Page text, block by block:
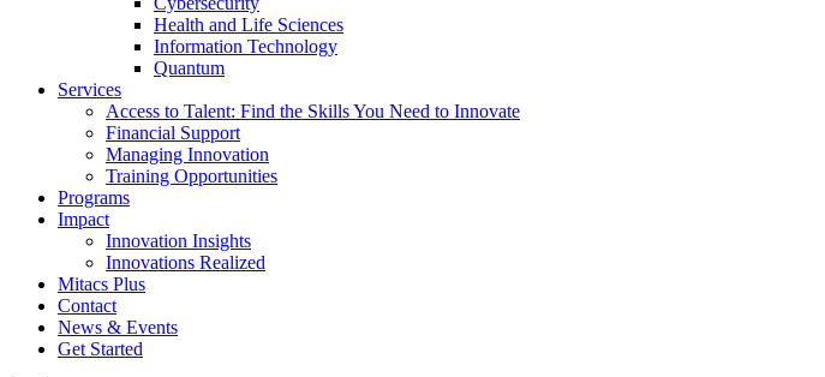
Health and Life Sciences
Information Technology
Quantum
Services
Access to Talent: Find the Skills You Need to Innovate
Financial Support
Managing Innovation
Training Opportunities
Programs
Impact
Innovation Insights
Innovations Realized
Mitacs Plus
Contact
News & Events
Get Started